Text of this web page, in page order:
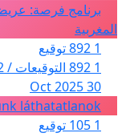
برنامج فرصة:
المغربية
1 892 توقيع
1 892 التوقيعات / 12 أشهر
30 Oct 2025
láthatatlanok!
1 105 توقيع